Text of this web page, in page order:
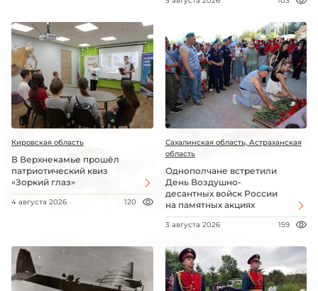
Кировская область
В Верхнекамье прошёл
патриотический квиз
«Зоркий глаз»
4 августа 2026 120
Сахалинская область, Астраханская
область
Однополчане встретили
День Воздушно-
десантных войск России
на памятных акциях
3 августа 2026 159